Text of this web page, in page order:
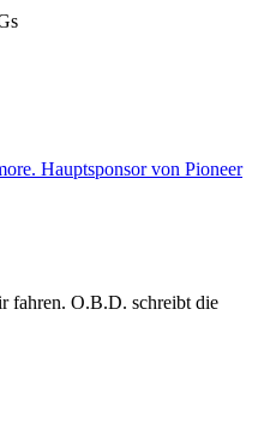
fahren. O.B.D. schreibt die